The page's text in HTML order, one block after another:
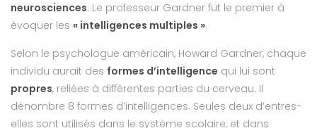
neurosciences. Le professeur Gardner fut le premier à
évoquer les « intelligences multiples ».
Selon le psychologue américain, Howard Gardner, chaque
individu aurait des formes d’intelligence qui lui sont
propres, reliées à différentes parties du cerveau. Il
dénombre 8 formes d’intelligences. Seules deux d’entres-
elles sont utilisés dans le système scolaire, et dans